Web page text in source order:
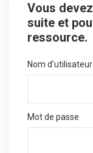
Vous
suite et
ressource.
Nom
Mot de passe